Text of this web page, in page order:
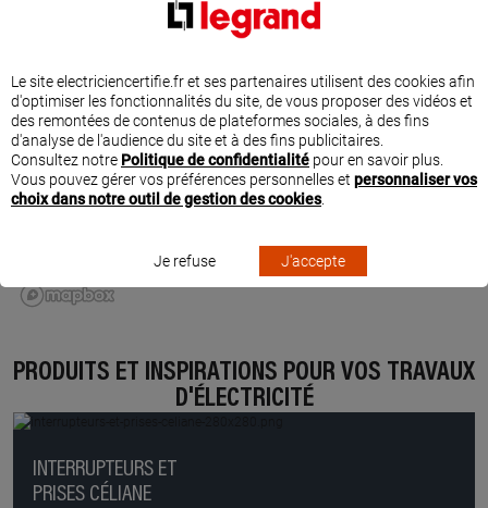
PRODUITS ET INSPIRATIONS POUR VOS TRAVAUX
D'ÉLECTRICITÉ
INTERRUPTEURS ET
PRISES CÉLIANE
Le site electriciencertifie.fr et ses partenaires utilisent des cookies afin
d'optimiser les fonctionnalités du site, de vous proposer des vidéos et
des remontées de contenus de plateformes sociales, à des fins
d'analyse de l'audience du site et à des fins publicitaires.
Consultez notre Politique de confidentialité pour en savoir plus.
Vous pouvez gérer vos préférences personnelles et personnaliser vos
choix dans notre outil de gestion des cookies.
Je refuse J'accepte